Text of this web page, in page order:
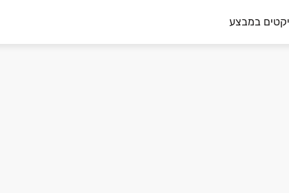
במבצע